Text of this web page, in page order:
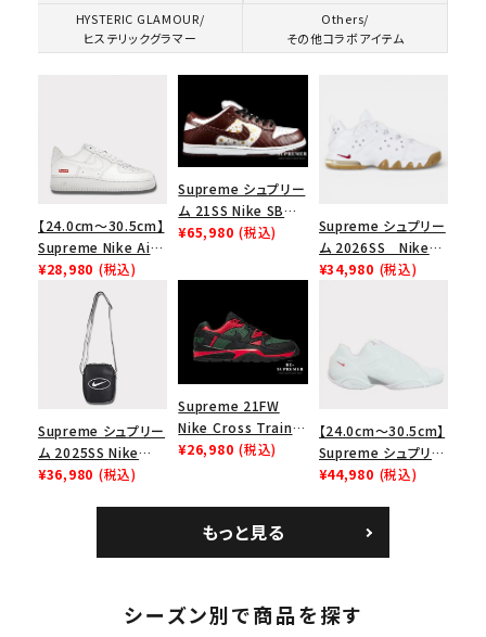
HYSTERIC GLAMOUR/
ヒステリックグラマー
Others/
その他コラボアイテム
【24.0cm～30.5cm】
Supreme Nike Air
Force 1 Low シュプ
リーム ナイキエアフォ
ース１スニーカー シ
ューズ ホワイト
¥28,980 (税込)
Supreme シュプリー
ム 21SS Nike SB
Dunk Low ナイキSB
¥65,980 (税込)
Supreme シュプリー
ム 2026SS Nike
SB Air Max 2 CB 94
¥34,980 (税込)
Supreme シュプリー
ム 2025SS Nike
Leather Shoulder
¥36,980 (税込)
Supreme 21FW
Nike Cross Trainer
Low ナイキクロスト
¥26,980 (税込)
【24.0cm～30.5cm】
Supreme シュプリー
ム 2023AW Nike
カー ホワイト 白
¥44,980 (税込)
もっと見る
シーズン別で商品を探す